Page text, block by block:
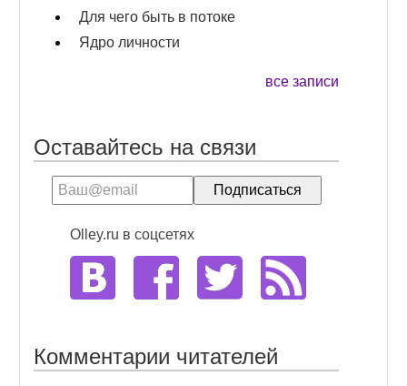
Для чего быть в потоке
Ядро личности
все записи
Оставайтесь на связи
Olley.ru в соцсетях
Комментарии читателей